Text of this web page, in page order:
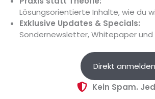
24 Stunden Gastlichkeit
TRINKtime
Kollex Bier-Monitor 2026: Jeder achte
Liter Bier in der Gastro wird alkoholfrei
Der Kollex Bier-Monitor 2026 belegt,
dass alkoholfreies Bier in der
Lösungsorientierte Inhalte, wie du
Exklusive Updates & Specials:
Sondernewsletter, Whitepaper und
Direkt
Kein Spam.